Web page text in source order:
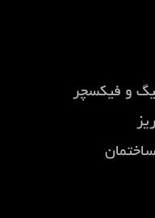
و فيكسچر